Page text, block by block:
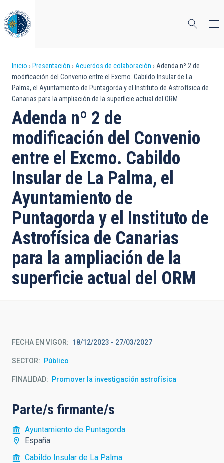
al
contenido
principal
Sobrescribir
enlaces
de
ayuda
a
la
navegación
Inicio Presentación Acuerdos de colaboración
Adenda nº 2 de
modificación del Convenio entre el Excmo. Cabildo Insular de La
Palma, el Ayuntamiento de Puntagorda y el Instituto de Astrofísica de
Canarias para la ampliación de la superficie actual del ORM
Adenda nº 2 de
modificación del Convenio
entre el Excmo. Cabildo
Insular de La Palma, el
Ayuntamiento de
Puntagorda y el Instituto de
Astrofísica de Canarias
para la ampliación de la
superficie actual del ORM
FECHA EN VIGOR 18/12/2023 - 27/03/2027
SECTOR Público
FINALIDAD Promover la investigación astrofísica
Parte/s firmante/s
Ayuntamiento de Puntagorda
España
Cabildo Insular de La Palma